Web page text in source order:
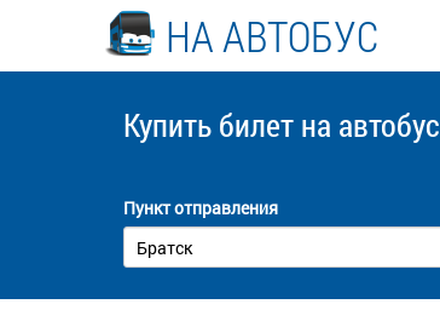
НА АВТОБУС
Купить билет на автобус
Пункт отправления